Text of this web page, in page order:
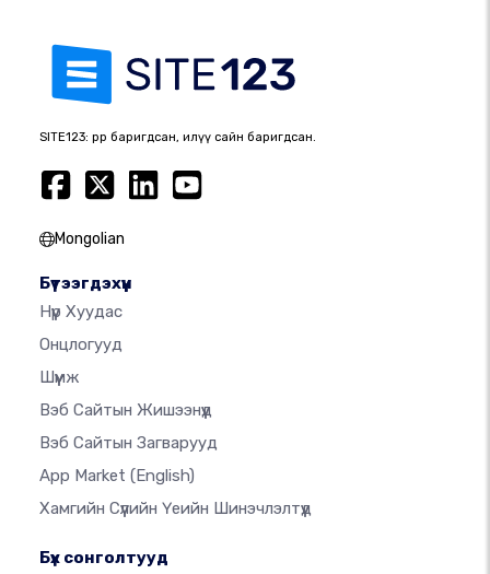
SITE123: өөрөөр баригдсан, илүү сайн баригдсан.
Mongolian
Бүтээгдэхүүн
Нүүр Хуудас
Онцлогууд
Шүүмж
Вэб Сайтын Жишээнүүд
Вэб Сайтын Загварууд
App Market (English)
Хамгийн Сүүлийн Үеийн Шинэчлэлтүүд
Бүх сонголтууд